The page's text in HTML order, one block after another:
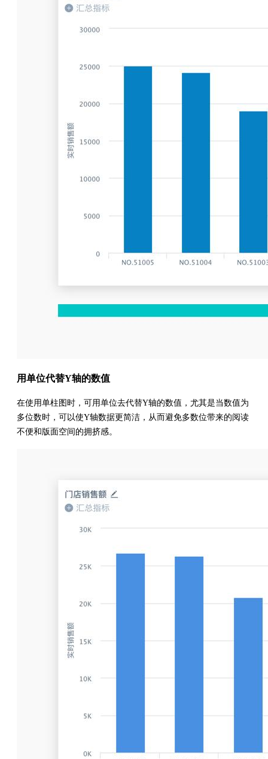
用单位代替Y轴的数值
在使用单柱图时，可用单位去代替Y轴的数值，尤其是当数值为
多位数时，可以使Y轴数据更简洁，从而避免多数位带来的阅读
不便和版面空间的拥挤感。